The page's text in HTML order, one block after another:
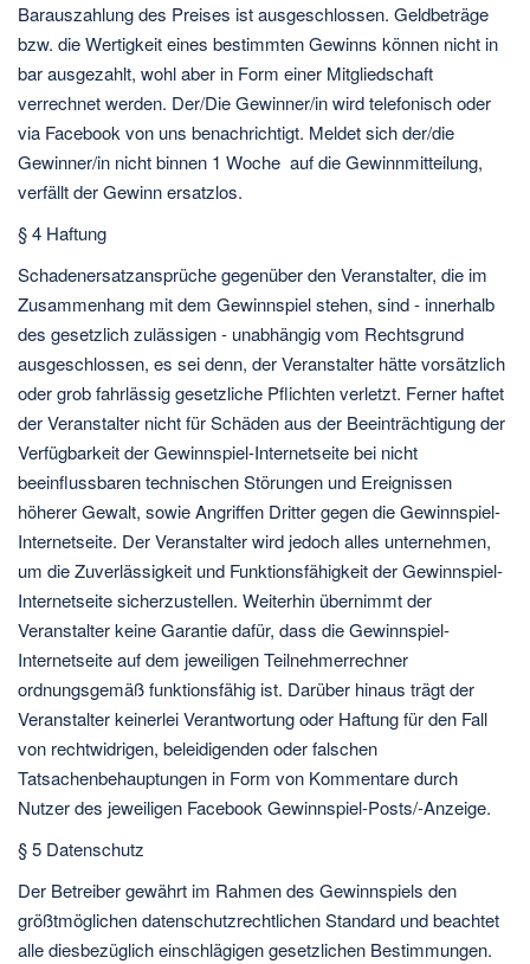
Barauszahlung des Preises ist ausgeschlossen. Geldbeträge
bzw. die Wertigkeit eines bestimmten Gewinns können nicht in
bar ausgezahlt, wohl aber in Form einer Mitgliedschaft
verrechnet werden. Der/Die Gewinner/in wird telefonisch oder
via Facebook von uns benachrichtigt. Meldet sich der/die
Gewinner/in nicht binnen 1 Woche auf die Gewinnmitteilung,
verfällt der Gewinn ersatzlos.
§ 4 Haftung
Schadenersatzansprüche gegenüber den Veranstalter, die im
Zusammenhang mit dem Gewinnspiel stehen, sind - innerhalb
des gesetzlich zulässigen - unabhängig vom Rechtsgrund
ausgeschlossen, es sei denn, der Veranstalter hätte vorsätzlich
oder grob fahrlässig gesetzliche Pflichten verletzt. Ferner haftet
der Veranstalter nicht für Schäden aus der Beeinträchtigung der
Verfügbarkeit der Gewinnspiel-Internetseite bei nicht
beeinflussbaren technischen Störungen und Ereignissen
höherer Gewalt, sowie Angriffen Dritter gegen die Gewinnspiel-
Internetseite. Der Veranstalter wird jedoch alles unternehmen,
um die Zuverlässigkeit und Funktionsfähigkeit der Gewinnspiel-
Internetseite sicherzustellen. Weiterhin übernimmt der
Veranstalter keine Garantie dafür, dass die Gewinnspiel-
Internetseite auf dem jeweiligen Teilnehmerrechner
ordnungsgemäß funktionsfähig ist. Darüber hinaus trägt der
Veranstalter keinerlei Verantwortung oder Haftung für den Fall
von rechtwidrigen, beleidigenden oder falschen
Tatsachenbehauptungen in Form von Kommentare durch
Nutzer des jeweiligen Facebook Gewinnspiel-Posts/-Anzeige.
§ 5 Datenschutz
Der Betreiber gewährt im Rahmen des Gewinnspiels den
größtmöglichen datenschutzrechtlichen Standard und beachtet
alle diesbezüglich einschlägigen gesetzlichen Bestimmungen.